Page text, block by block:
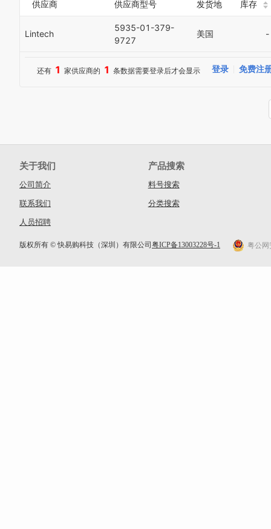
供应商 供应商型号 发货地 库存
Lintech
5935-01-379-
9727
美国 -
还有 1 家供应商的 1 条数据需要登录后才会显示 登录 免费注
关于我们
公司简介
联系我们
人员招聘
产品搜索
料号搜索
分类搜索
版权所有 © 快易购科技（深圳）有限公司 粤ICP备13003228号-1 粤公网